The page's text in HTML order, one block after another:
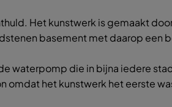
Het kunstwerk is gemaakt
basement met daarop een
waterpomp die in bijna iedere
omdat het kunstwerk het eerste